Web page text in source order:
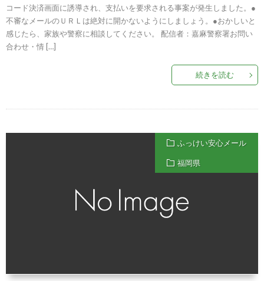
コード決済画面に誘導され、支払いを要求される事案が発生しました。●
不審なメールのＵＲＬは絶対に開かないようにしましょう。●おかしいと
感じたら、家族や警察に相談してください。 配信者：嘉麻警察署お問い
合わせ・情 […]
続きを読む
ふっけい安心メール
福岡県